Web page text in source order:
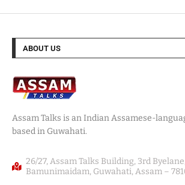
ABOUT US
Assam Talks is an Indian Assamese-
based in Guwahati.
26/27, Assam Talks Building, 3rd
Bamunimaidam, Guwahati, Assam –